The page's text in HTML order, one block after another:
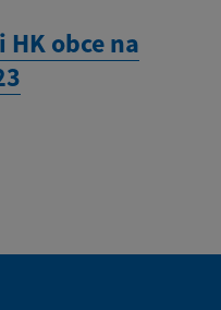
obce na